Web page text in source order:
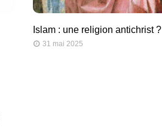
Islam : une religion antichrist ?
31 mai 2025